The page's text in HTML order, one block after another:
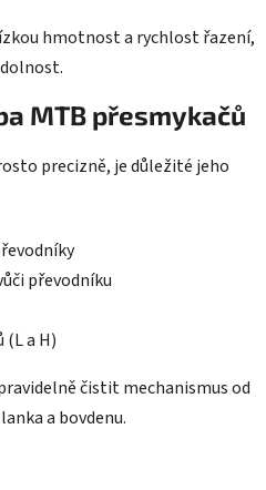
hmotnost a rychlost řazení,
MTB přesmykačů
precizně, je důležité jeho
převodníku
(L a H)
čistit mechanismus od
a bovdenu.